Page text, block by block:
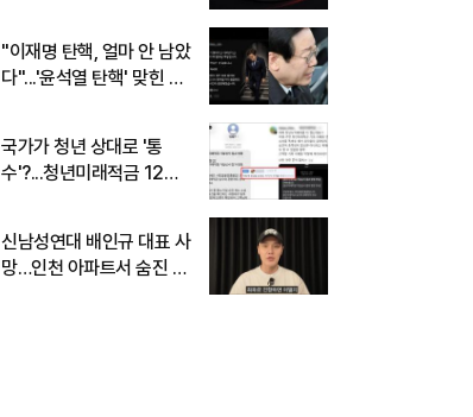
"이재명 탄핵, 얼마 안 남았
다"...'윤석열 탄핵' 맞힌 무
국가가 청년 상대로 '통
수'?...청년미래적금 12%
신남성연대 배인규 대표 사
망…인천 아파트서 숨진 채